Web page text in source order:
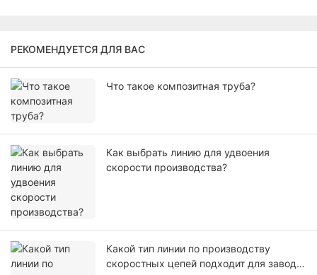
РЕКОМЕНДУЕТСЯ ДЛЯ ВАС
Что такое композитная труба?
Как выбрать линию для удвоения
скорости производства?
Какой тип линии по производству
скоростных цепей подходит для завода